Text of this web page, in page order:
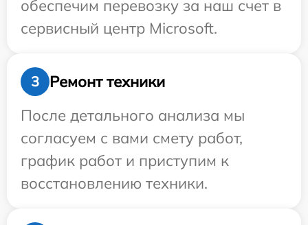
обеспечим перевозку за наш счет в
сервисный центр Microsoft.
3
Ремонт техники
После детального анализа мы
согласуем с вами смету работ,
график работ и приступим к
восстановлению техники.